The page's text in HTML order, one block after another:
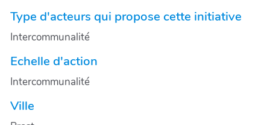
Type d'acteurs qui propose cette initiative
Intercommunalité
Echelle d'action
Intercommunalité
Ville